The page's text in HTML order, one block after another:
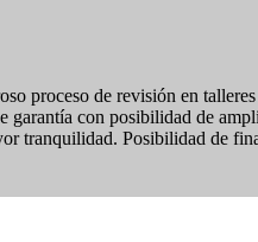
proceso de revisión en
garantía con posibilidad de
tranquilidad. Posibilidad de